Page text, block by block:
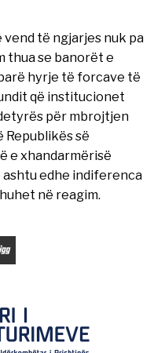
vend të ngjarjes nuk pa
thua se banorët e
hyrje të forcave të
që institucionet
për mbrojtjen
së
e xhandarmërisë
edhe indiferenca
në reagim.